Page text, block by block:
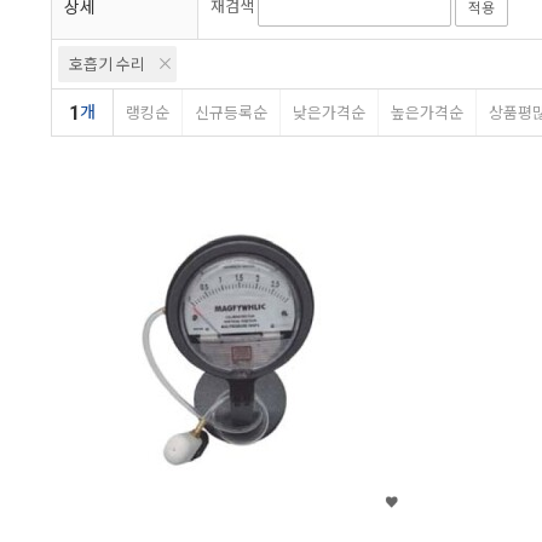
상세 재검색 적용
호흡기 수리
1개 랭킹순 신규등록순 낮은가격순 높은가격순 상품평